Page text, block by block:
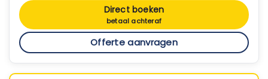
Direct boeken
betaal achteraf
Offerte aanvragen